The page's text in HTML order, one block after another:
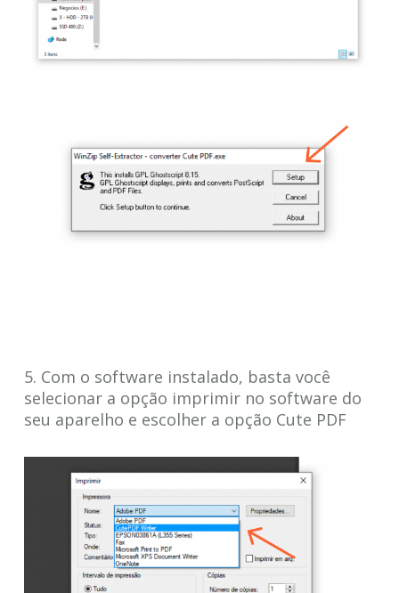
5. Com o software instalado, basta você
selecionar a opção imprimir no software do
seu aparelho e escolher a opção Cute PDF